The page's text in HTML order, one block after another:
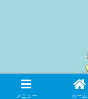
メニュー ホーム